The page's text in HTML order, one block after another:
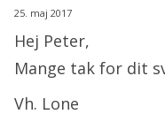
25. maj 2017
Hej Peter,
Mange tak for dit
Vh. Lone